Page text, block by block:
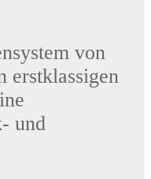
von
und